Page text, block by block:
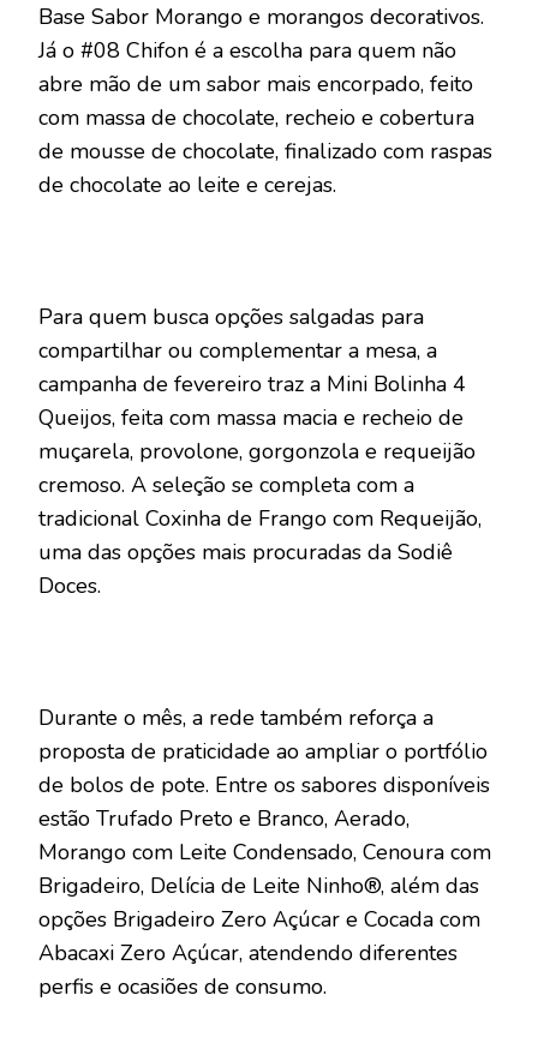
Base Sabor Morango e morangos decorativos.
Já o #08 Chifon é a escolha para quem não
abre mão de um sabor mais encorpado, feito
com massa de chocolate, recheio e cobertura
de mousse de chocolate, finalizado com raspas
de chocolate ao leite e cerejas.
Para quem busca opções salgadas para
compartilhar ou complementar a mesa, a
campanha de fevereiro traz a Mini Bolinha 4
Queijos, feita com massa macia e recheio de
muçarela, provolone, gorgonzola e requeijão
cremoso. A seleção se completa com a
tradicional Coxinha de Frango com Requeijão,
uma das opções mais procuradas da Sodiê
Doces.
Durante o mês, a rede também reforça a
proposta de praticidade ao ampliar o portfólio
de bolos de pote. Entre os sabores disponíveis
estão Trufado Preto e Branco, Aerado,
Morango com Leite Condensado, Cenoura com
Brigadeiro, Delícia de Leite Ninho®, além das
opções Brigadeiro Zero Açúcar e Cocada com
Abacaxi Zero Açúcar, atendendo diferentes
perfis e ocasiões de consumo.